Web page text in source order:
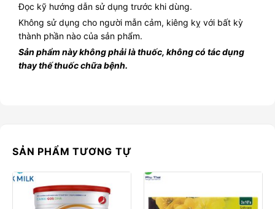
Đọc kỹ hướng dẫn sử dụng trước khi dùng.
Không sử dụng cho người mẫn cảm, kiêng kỵ với bất kỳ
thành phần nào của sản phẩm.
Sản phẩm này không phải là thuốc, không có tác dụng
thay thế thuốc chữa bệnh.
SẢN PHẨM TƯƠNG TỰ